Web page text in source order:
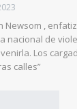
Newsom ,
nacional de
Los
calles”